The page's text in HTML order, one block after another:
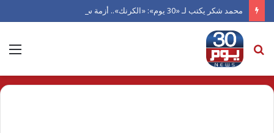
محمد شكر يكتب لـ «30 يوم»: «الكرنك».. أزمة سينما أتلفها الهوى
بحث
عن